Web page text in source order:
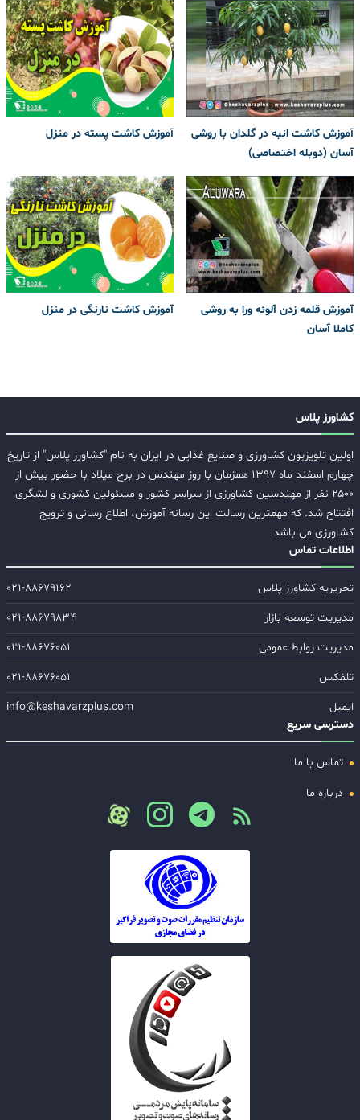
آموزش کاشت انبه در گلدان با روشی
آسان (دوبله اختصاصی)
آموزش کاشت پسته در منزل
آموزش قلمه زدن آلوئه ورا به روشی
کاملا آسان
آموزش کاشت نارنگی در منزل
کشاورز پلاس
اولین تلویزیون کشاورزی و صنایع غذایی در ایران به نام "کشاورز پلاس" از تاریخ
چهارم اسفند ماه ۱۳۹۷ همزمان با روز مهندس در برج میلاد با حضور بیش از
۲۵۰۰ نفر از مهندسین کشاورزی از سراسر کشور و مسئولین کشوری و لشگری
افتتاح شد. که مهمترین رسالت این رسانه آموزش، اطلاع رسانی و ترویج
کشاورزی می باشد
اطلاعات تماس
تحریریه کشاورز پلاس
۰۲۱-۸۸۶۷۹۱۶۲
مدیریت توسعه بازار
۰۲۱-۸۸۶۷۹۸۳۴
مدیریت روابط عمومی
۰۲۱-۸۸۶۷۶۰۵۱
تلفکس
۰۲۱-۸۸۶۷۶۰۵۱
ایمیل
info@keshavarzplus.com
دسترسی سریع
تماس با ما
درباره ما